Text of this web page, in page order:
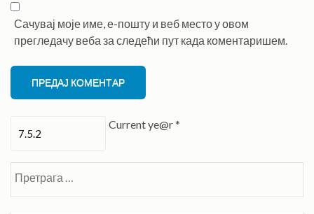
Сачувај моје име, е-пошту и веб место у овом
прегледачу веба за следећи пут када коментаришем.
Current ye@r*